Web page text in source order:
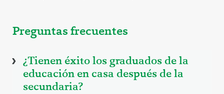
Preguntas frecuentes
¿Tienen éxito los graduados de la
educación en casa después de la
secundaria?